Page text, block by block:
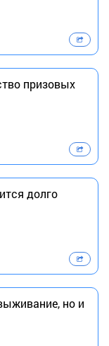
призовых
долго
но и